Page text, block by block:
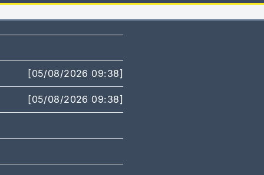
[05/08/2026 09:38]
[05/08/2026 09:38]